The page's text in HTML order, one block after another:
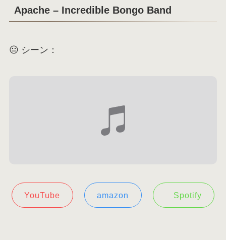
Apache – Incredible Bongo Band
😐 シーン：
YouTube amazon Spotify